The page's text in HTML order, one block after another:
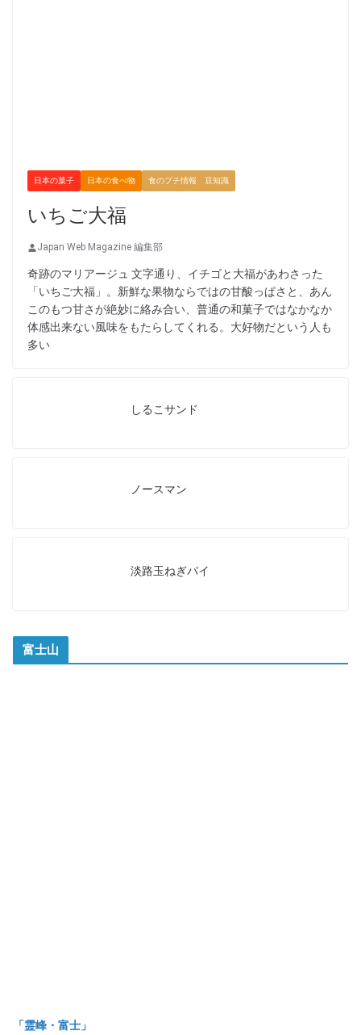
日本の菓子 日本の食べ物 食のプチ情報 豆知識
いちご大福
Japan Web Magazine 編集部
奇跡のマリアージュ 文字通り、イチゴと大福があわさった
「いちご大福」。新鮮な果物ならではの甘酸っぱさと、あん
このもつ甘さが絶妙に絡み合い、普通の和菓子ではなかなか
体感出来ない風味をもたらしてくれる。大好物だという人も
多い
しるこサンド
ノースマン
淡路玉ねぎパイ
富士山
「霊峰・富士」